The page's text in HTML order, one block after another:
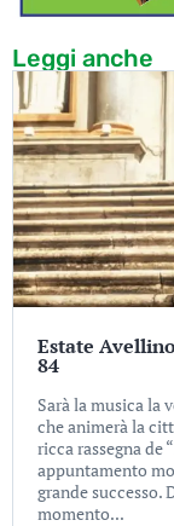
Leggi anche
Estate
84
Sarà la musica la
che animerà la
ricca rassegna de
appuntamento
grande successo.
momento...